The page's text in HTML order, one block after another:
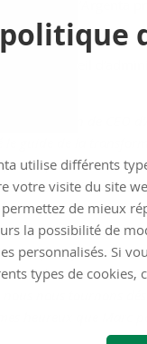
utilise différents
votre visite du site
de mieux
la possibilité de
personnalisés. Si
types de cookies,
du Conseil
à part entière.
devenus la deuxième
tout en restant
personnelle. Sous
il fait ajouter les
collaborateurs en 66